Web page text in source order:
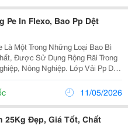
Pe In Flexo, Bao Pp Dệt
Là Một Trong Những Loại Bao Bì
Được Sử Dụng Rộng Rãi Trong
Nông Nghiệp. Lớp Vải Pp Dệt
Cách Dệt Đan Xen Các Loại Sợi
Hai Hướng, Tạo Nên Độ Bền Và...
11/05/2026
25Kg Đẹp, Giá Tốt, Chất